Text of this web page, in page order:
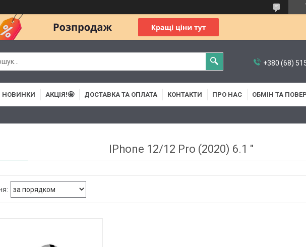
+380 (68)
НОВИНКИ АКЦІЯ!🤩 ДОСТАВКА ТА ОПЛАТА КОНТАКТИ ПРО НАС ОБМІН ТА
IPhone 12/12 Pro (2020) 6.1 "